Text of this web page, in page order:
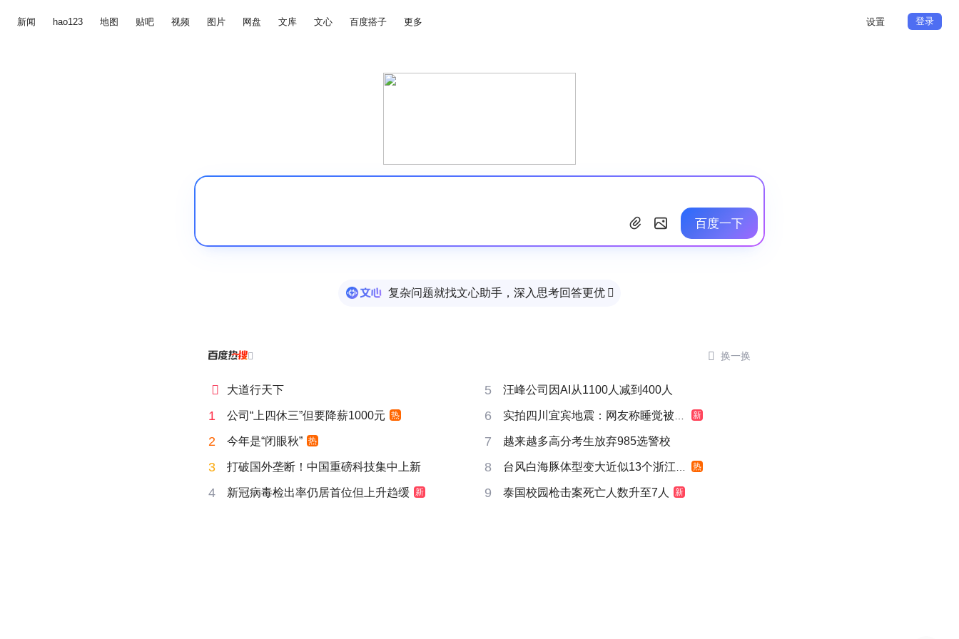
新闻 hao123 地图 贴吧 视频 图片 网盘 文库 文心 百度搭子 更多 设置 登录
百度一下
复杂问题就找文心助手，深入思考回答更优 
  换一换
 大道行天下 5 汪峰公司因AI从1100人减到400人
1 公司“上四休三”但要降薪1000元 热 6 实拍四川宜宾地震：网友称睡觉被摇醒 新
2 今年是“闭眼秋” 热 7 越来越多高分考生放弃985选警校
3 打破国外垄断！中国重磅科技集中上新 8 台风白海豚体型变大近似13个浙江面积 热
4 新冠病毒检出率仍居首位但上升趋缓 新 9 泰国校园枪击案死亡人数升至7人 新